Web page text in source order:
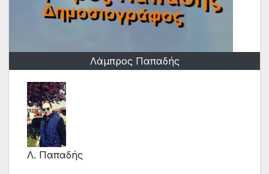
Λάμπρος Παπαδής
Λ. Παπαδής